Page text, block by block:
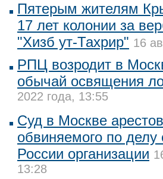
Пятерым жителям
17 лет колонии за
"Хизб ут-Тахрир" 16
РПЦ возродит в
обычай освящения
2022 года, 13:55
Суд в Москве
обвиняемого по
России организации
13:28